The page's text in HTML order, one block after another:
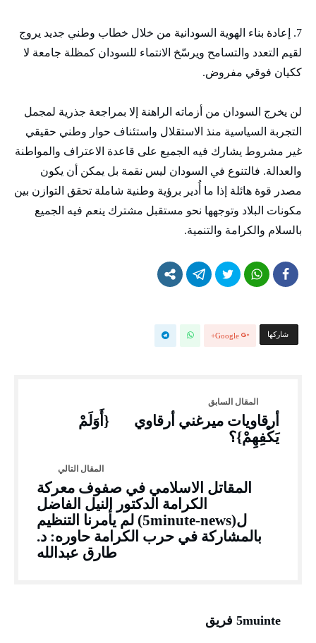
7. إعادة بناء الهوية السودانية من خلال خطاب وطني جديد يروج
لقيم التعدد والتسامح ويرسّخ الانتماء للسودان كمظلة جامعة لا
ككيان فوقي مفروض.
لن يخرج السودان من أزماته الراهنة إلا بمراجعة جذرية لمجمل
التجربة السياسية منذ الاستقلال واستئناف حوار وطني حقيقي
غير مشروط يشارك فيه الجميع على قاعدة الاعتراف والمواطنة
والعدالة. فالتنوع في السودان ليس نقمة بل يمكن أن يكون
مصدر قوة هائلة إذا ما أُدير برؤية وطنية شاملة تحقق التوازن بين
مكونات البلاد وتوجهها نحو مستقبل مشترك ينعم فيه الجميع
بالسلام والكرامة والتنمية.
‫‫ شاركها‬ Google+
أرقاويات ميرغني أرقاوي {أَوَلَمْ
يَكْفِهِمْ}؟
المقاتل الاسلامي في صفوف معركة
الكرامة الدكتور النيل الفاضل
ل(5minute-news) لم يأمرنا التنظيم
بالمشاركة في حرب الكرامة حاوره: د.
طارق عبدالله
5muinte فريق